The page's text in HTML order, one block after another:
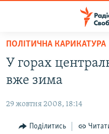
Перейти
основного
матеріалу
до
навігації
ВСЕ ЗА ДОБУ
ПОЛІТИКА
ЕКОНОМІКА
ВІЙНА
РОСІЙСЬКА «ФІЛЬТРАЦІЯ»
ПОЛІТИЧНА КАРИКАТУРА
У горах
вже зима
29 жовтня 2008, 18:14
Поділитись